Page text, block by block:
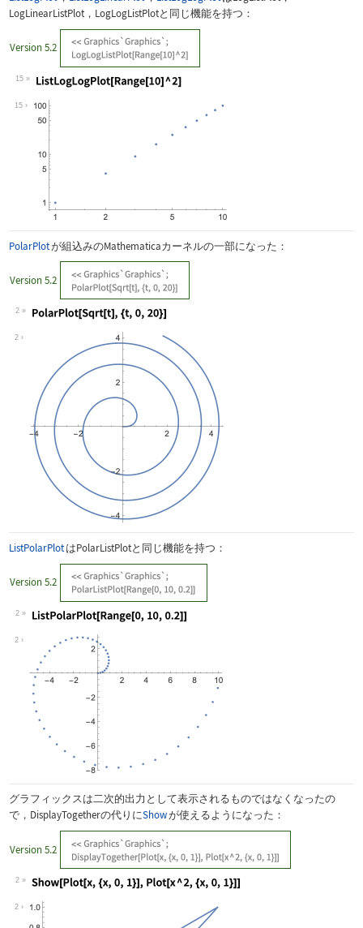
LogLinearListPlot ， LogLogListPlotと同じ機能を持つ：
Version 5.2
15
Wolfram Language code: ListLogLogPlot[Range[10] ^ 2]
15
PolarPlotが組込みのMathematicaカーネルの一部になった：
Version 5.2
2
Wolfram Language code: PolarPlot[Sqrt[t], {t, 0, 20}]
2
ListPolarPlotはPolarListPlotと同じ機能を持つ：
Version 5.2
2
Wolfram Language code:
2
グラフィックスは二次的出力として表示されるものではなくなったの
で， DisplayTogetherの代りにShowが使えるようになった：
Version 5.2
2
Wolfram Language code: Show[Plot[x, {x, 0, 1}], Plot[x ^
2